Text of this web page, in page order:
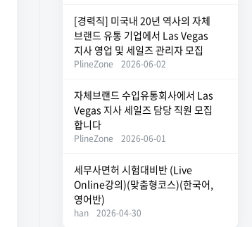
[경력직] 미국내 20년 역사의 자체
브랜드 유통 기업에서 Las Vegas
지사 영업 및 세일즈 관리자 모집
PlineZone 2026-06-02
자체브랜드 수입유통회사에서 Las
Vegas 지사 세일즈 담당 직원 모집
합니다
PlineZone 2026-06-01
세무사면허 시험대비반 (Live
Online강의)(맞춤형코스)(한국어,
영어반)
han 2026-04-30